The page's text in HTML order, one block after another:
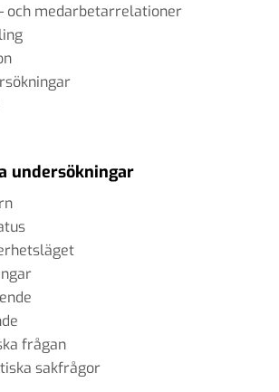
och medarbetarrelationer
undersökningar
frågan
sakfrågor